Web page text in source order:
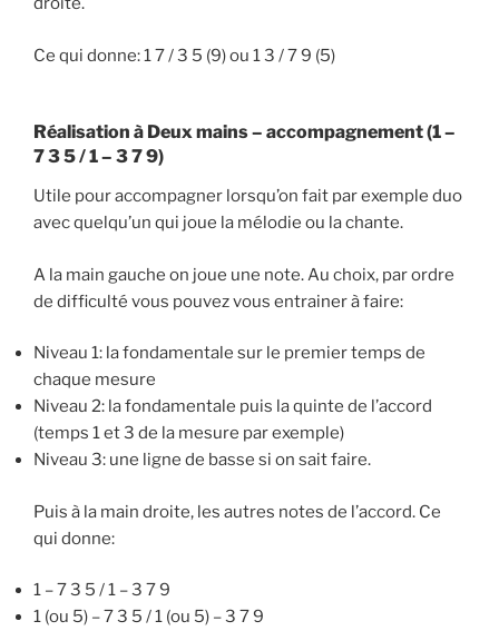
Ce qui donne: 1 7 / 3 5 (9) ou 1 3 / 7 9 (5)
Réalisation à Deux mains – accompagnement (1 –
7 3 5 / 1 – 3 7 9)
Utile pour accompagner lorsqu’on fait par exemple duo
avec quelqu’un qui joue la mélodie ou la chante.
A la main gauche on joue une note. Au choix, par ordre
de difficulté vous pouvez vous entrainer à faire:
Niveau 1: la fondamentale sur le premier temps de
chaque mesure
Niveau 2: la fondamentale puis la quinte de l’accord
(temps 1 et 3 de la mesure par exemple)
Niveau 3: une ligne de basse si on sait faire.
Puis à la main droite, les autres notes de l’accord. Ce
qui donne:
1 – 7 3 5 / 1 – 3 7 9
1 (ou 5) – 7 3 5 / 1 (ou 5) – 3 7 9